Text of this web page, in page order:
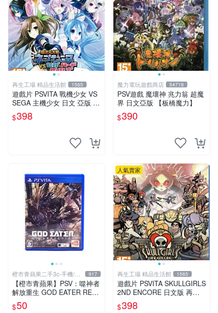
再生工場 精品生活館 1565
遊戲片 PSVITA 戰機少女 VS
SEGA 主機少女 日文 亞版 再
生工場 01
$398
魔力電玩遊戲商店 54716
PSV遊戲 魔壞神 兆力翁 超魔
界 日文亞版 【板橋魔力】
$390
橙市青蘋果二手3c-手機/相
機
917
【橙市青蘋果】PSV：噬神者
解放重生 GOD EATER RES
URRECTION 日版 #19491
$50
人氣賣家
再生工場 精品生活館 1565
遊戲片 PSVITA SKULLGIRLS
2ND ENCORE 日文版 再生
工場 01
$398